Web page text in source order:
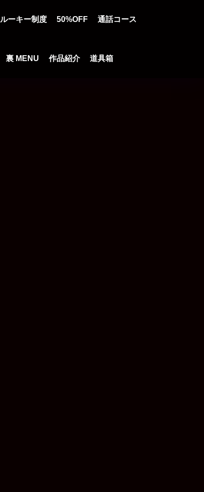
ルーキー制度 50%OFF 通話コース
裏 MENU 作品紹介 道具箱